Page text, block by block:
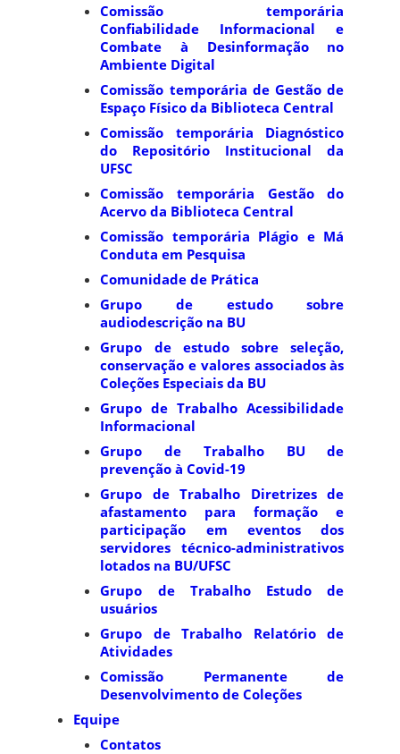
Comissão temporária
Confiabilidade Informacional e
Combate à Desinformação no
Ambiente Digital
Comissão temporária de Gestão de
Espaço Físico da Biblioteca Central
Comissão temporária Diagnóstico
do Repositório Institucional da
UFSC
Comissão temporária Gestão do
Acervo da Biblioteca Central
Comissão temporária Plágio e Má
Conduta em Pesquisa
Comunidade de Prática
Grupo de estudo sobre
audiodescrição na BU
Grupo de estudo sobre seleção,
conservação e valores associados às
Coleções Especiais da BU
Grupo de Trabalho Acessibilidade
Informacional
Grupo de Trabalho BU de
prevenção à Covid-19
Grupo de Trabalho Diretrizes de
afastamento para formação e
participação em eventos dos
servidores técnico-administrativos
lotados na BU/UFSC
Grupo de Trabalho Estudo de
usuários
Grupo de Trabalho Relatório de
Atividades
Comissão Permanente de
Desenvolvimento de Coleções
Equipe
Contatos